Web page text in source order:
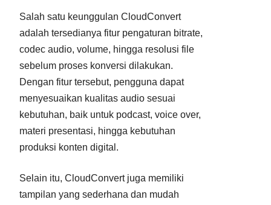
Salah satu keunggulan CloudConvert
adalah tersedianya fitur pengaturan bitrate,
codec audio, volume, hingga resolusi file
sebelum proses konversi dilakukan.
Dengan fitur tersebut, pengguna dapat
menyesuaikan kualitas audio sesuai
kebutuhan, baik untuk podcast, voice over,
materi presentasi, hingga kebutuhan
produksi konten digital.
Selain itu, CloudConvert juga memiliki
tampilan yang sederhana dan mudah